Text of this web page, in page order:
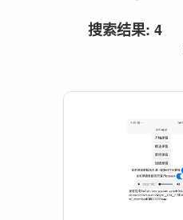
搜索结果: 4